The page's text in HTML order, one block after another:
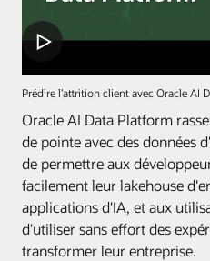
Prédire l’attrition client avec Oracle AI
Oracle AI Data Platform
de pointe avec des données
de permettre aux
facilement leur lakehouse
applications d'IA, et aux
d'utiliser sans effort des
transformer leur entreprise.